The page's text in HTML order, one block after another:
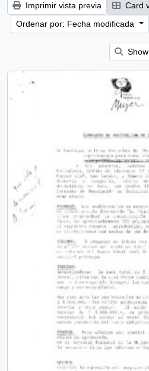
Imprimir vista previa Card
Ordenar por: Fecha modificada